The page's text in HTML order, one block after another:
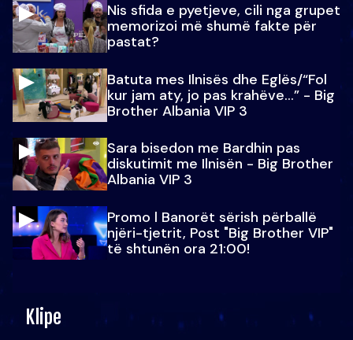
Nis sfida e pyetjeve, cili nga grupet
memorizoi më shumë fakte për
pastat?
Batuta mes Ilnisës dhe Eglës/“Fol
kur jam aty, jo pas krahëve…” - Big
Brother Albania VIP 3
Sara bisedon me Bardhin pas
diskutimit me Ilnisën - Big Brother
Albania VIP 3
Promo l Banorët sërish përballë
njëri-tjetrit, Post "Big Brother VIP"
të shtunën ora 21:00!
Klipe